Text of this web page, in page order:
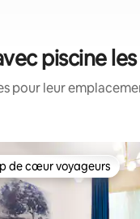
piscine
pour leur
de cœur voyageurs
de cœur voyageurs